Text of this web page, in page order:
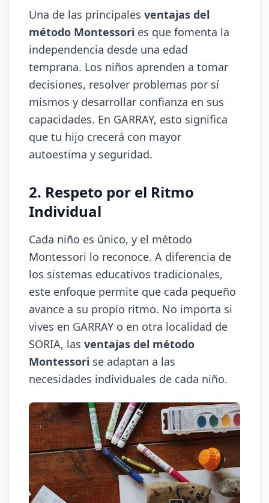
Una de las principales ventajas del
método Montessori es que fomenta la
independencia desde una edad
temprana. Los niños aprenden a tomar
decisiones, resolver problemas por sí
mismos y desarrollar confianza en sus
capacidades. En GARRAY, esto significa
que tu hijo crecerá con mayor
autoestima y seguridad.
2. Respeto por el Ritmo
Individual
Cada niño es único, y el método
Montessori lo reconoce. A diferencia de
los sistemas educativos tradicionales,
este enfoque permite que cada pequeño
avance a su propio ritmo. No importa si
vives en GARRAY o en otra localidad de
SORIA, las ventajas del método
Montessori se adaptan a las
necesidades individuales de cada niño.